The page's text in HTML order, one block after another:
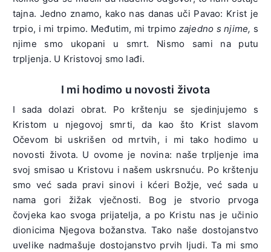
tajna. Jedno znamo, kako nas danas uči Pavao: Krist je
trpio, i mi trpimo. Međutim, mi trpimo zajedno s njime, s
njime smo ukopani u smrt. Nismo sami na putu
trpljenja. U Kristovoj smo lađi.
I mi hodimo u novosti života
I sada dolazi obrat. Po krštenju se sjedinjujemo s
Kristom u njegovoj smrti, da kao što Krist slavom
Očevom bi uskrišen od mrtvih, i mi tako hodimo u
novosti života. U ovome je novina: naše trpljenje ima
svoj smisao u Kristovu i našem uskrsnuću. Po krštenju
smo već sada pravi sinovi i kćeri Božje, već sada u
nama gori žižak vječnosti. Bog je stvorio prvoga
čovjeka kao svoga prijatelja, a po Kristu nas je učinio
dionicima Njegova božanstva. Tako naše dostojanstvo
uvelike nadmašuje dostojanstvo prvih ljudi. Ta mi smo